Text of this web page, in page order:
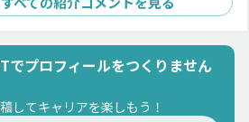
でプロフィールをつくりません
してキャリアを楽しもう！